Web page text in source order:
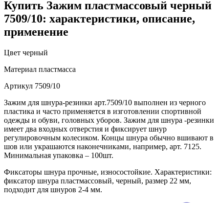
Купить Зажим пластмассовый черный
7509/10: характеристики, описание,
применение
Цвет черный
Материал пластмасса
Артикул 7509/10
Зажим для шнура-резинки арт.7509/10 выполнен из черного
пластика и часто применяется в изготовлении спортивной
одежды и обуви, головных уборов. Зажим для шнура -резинки
имеет два входных отверстия и фиксирует шнур
регулировочным колесиком. Концы шнура обычно вшивают в
шов или украшаются наконечниками, например, арт. 7125.
Минимальная упаковка – 100шт.
Фиксаторы шнура прочные, износостойкие. Характеристики:
фиксатор шнура пластмассовый, черный, размер 22 мм,
подходит для шнуров 2-4 мм.